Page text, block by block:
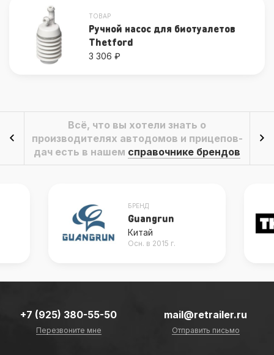
ТОВАР
Ручной насос для биотуалетов
Thetford
3 306 ₽
Всё, что вы хотели знать о
производителях автодомов и прицепов-
дач есть в нашем справочнике брендов
БРЕНД
Guangrun
Китай
Осн. в 2015 г.
+7 (925) 380-55-50
Перезвоните мне
mail@retrailer.ru
Отправить письмо